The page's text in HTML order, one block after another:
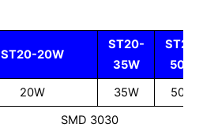
ST20-20W
ST20-
35W
ST20-
50W
20W 35W
50W
SMD 3030